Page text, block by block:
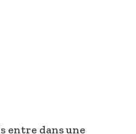
entre dans une